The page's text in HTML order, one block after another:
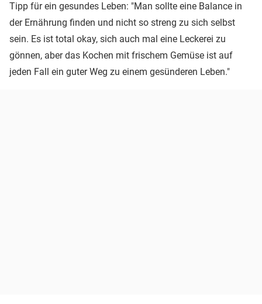
Tipp für ein gesundes Leben: "Man sollte eine Balance in
der Ernährung finden und nicht so streng zu sich selbst
sein. Es ist total okay, sich auch mal eine Leckerei zu
gönnen, aber das Kochen mit frischem Gemüse ist auf
jeden Fall ein guter Weg zu einem gesünderen Leben."